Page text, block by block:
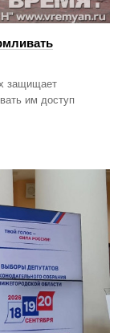
защищает
им доступ